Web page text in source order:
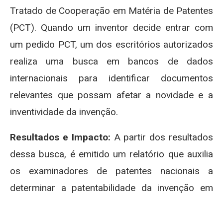
Tratado de Cooperação em Matéria de Patentes
(PCT). Quando um inventor decide entrar com
um pedido PCT, um dos escritórios autorizados
realiza uma busca em bancos de dados
internacionais para identificar documentos
relevantes que possam afetar a novidade e a
inventividade da invenção.
Resultados e Impacto: A partir dos resultados
dessa busca, é emitido um relatório que auxilia
os examinadores de patentes nacionais a
determinar a patentabilidade da invenção em